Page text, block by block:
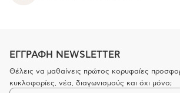
ΕΓΓΡΑΦΗ NEWSLETTER
Θέλεις να μαθαίνεις πρώτος κορυφαίες
κυκλοφορίες, νέα, διαγωνισμούς και όχι μόνο;